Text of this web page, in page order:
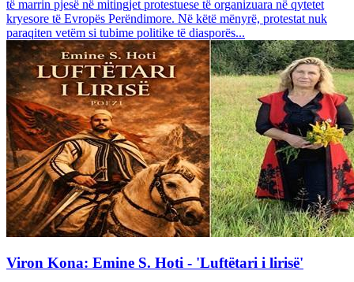
të marrin pjesë në mitingjet protestuese të organizuara në qytetet
kryesore të Evropës Perëndimore. Në këtë mënyrë, protestat nuk
paraqiten vetëm si tubime politike të diasporës...
Viron Kona: Emine S. Hoti - 'Luftëtari i lirisë'